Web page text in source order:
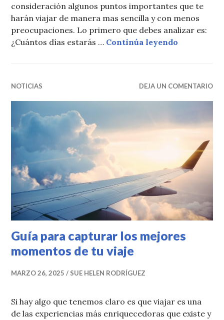
consideración algunos puntos importantes que te
harán viajar de manera mas sencilla y con menos
preocupaciones. Lo primero que debes analizar es:
¿Cuántos días estarás … Continúa leyendo
NOTICIAS DEJA UN COMENTARIO
Guía para capturar los mejores
momentos de tu viaje
MARZO 26, 2025 SUE HELEN RODRÍGUEZ
Si hay algo que tenemos claro es que viajar es una
de las experiencias más enriquecedoras que existe y